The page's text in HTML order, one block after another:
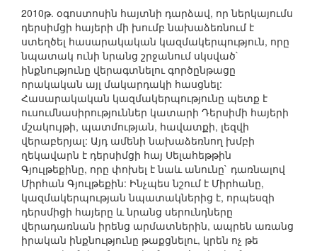
2010թ. օգոստոսին հայտնի դարձավ, որ ներկայումս
դերսիմցի հայերի մի խումբ նախաձեռնում է
ստեղծել հասարակական կազմակերպություն, որը
նպատակ ունի նրանց շրջանում սկսված`
ինքնությունը վերագտնելու գործընթացը
որակական այլ մակարդակի հասցնել:
Հասարակական կազմակերպությունը պետք է
ուսումնասիրություններ կատարի Դերսիմի հայերի
մշակույթի, պատմության, հավատքի, լեզվի
վերաբերյալ: Այդ ամենի նախաձեռնող խմբի
ղեկավարն է դերսիմցի հայ Սելահեթթին
Գյուլթեքինը, որը փոխել է նաև անունը` դառնալով
Միրհան Գյուլթեքին: Ինչպես նշում է Միրհանը,
կազմակերպության նպատակներից է, որպեսզի
դերսմիցի հայերը և նրանց սերունդները
վերադառնան իրենց արմատներին, ապրեն առանց
իրական ինքնությունը թաքցնելու, կրեն ոչ թե